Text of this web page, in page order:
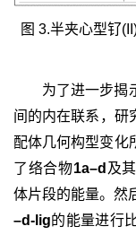
图 3.半夹心型钌
为了进一步揭
间的内在联系，研
配体几何构型变化
了络合物1a–d 及
体片段的能量。然
–d-lig的能量进行